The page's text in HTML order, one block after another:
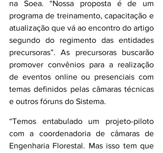
na Soea. “Nossa proposta é de um
programa de treinamento, capacitação e
atualização que vá ao encontro do artigo
segundo do regimento das entidades
precursoras”. As precursoras buscarão
promover convênios para a realização
de eventos online ou presenciais com
temas definidos pelas câmaras técnicas
e outros fóruns do Sistema.
“Temos entabulado um projeto-piloto
com a coordenadoria de câmaras de
Engenharia Florestal. Mas isso tem que